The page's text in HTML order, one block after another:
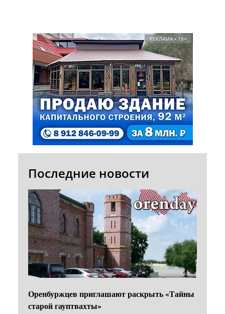
РЕКЛАМА • 18+
Последние новости
Оренбуржцев приглашают раскрыть «Тайны
старой гауптвахты»